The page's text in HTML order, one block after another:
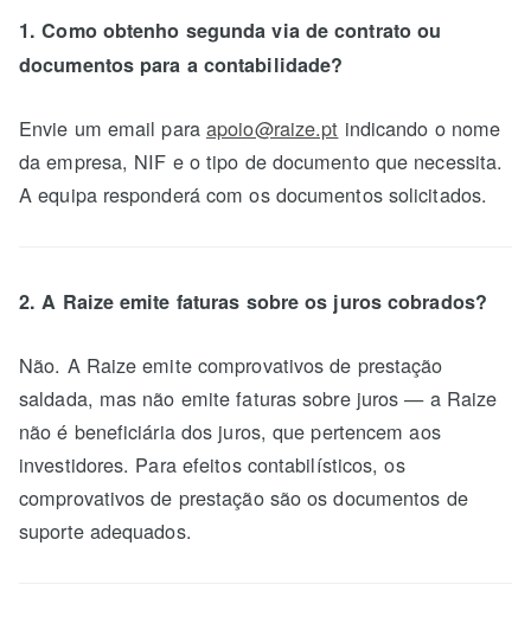
1. Como obtenho segunda via de contrato ou
documentos para a contabilidade?
Envie um email paraapoio@raize.pt indicando o nome
da empresa, NIF e o tipo de documento que necessita.
A equipa responderá com os documentos solicitados.
2. A Raize emite faturas sobre os juros cobrados?
Não. A Raize emite comprovativos de prestação
saldada, mas não emite faturas sobre juros — a Raize
não é beneficiária dos juros, que pertencem aos
investidores. Para efeitos contabilísticos, os
comprovativos de prestação são os documentos de
suporte adequados.